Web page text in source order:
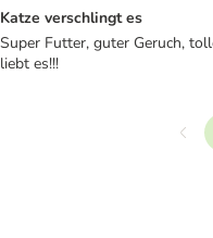
Katze verschlingt es
Super Futter, guter Geruch,
liebt es!!!